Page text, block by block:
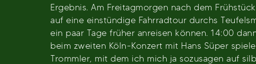
Ergebnis. Am Freitagmorgen nach dem
auf eine einstündige Fahrradtour durchs
ein paar Tage früher anreisen können. 14:00
beim zweiten Köln-Konzert mit Hans Süper
Trommler, mit dem ich mich ja sozusagen auf